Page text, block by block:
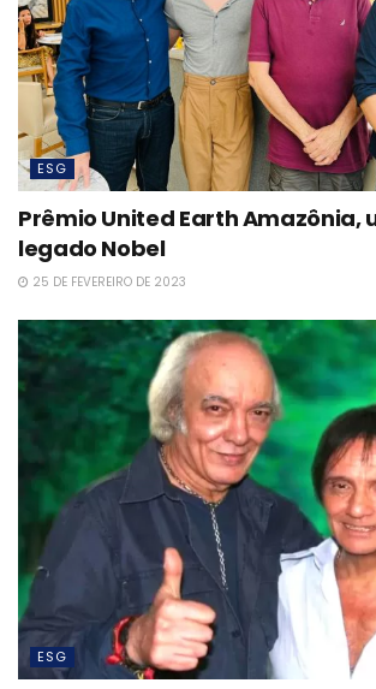
ESG
Prêmio United Earth Amazônia,
legado Nobel
25 DE FEVEREIRO DE 2023
ESG